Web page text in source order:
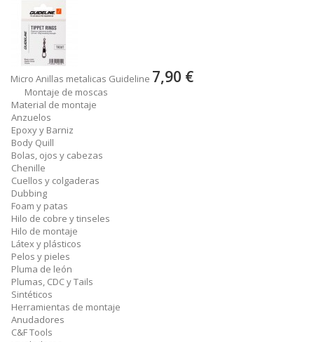
Micro Anillas metalicas Guideline 7,90 €
Montaje de moscas
Material de montaje
Anzuelos
Epoxy y Barniz
Body Quill
Bolas, ojos y cabezas
Chenille
Cuellos y colgaderas
Dubbing
Foam y patas
Hilo de cobre y tinseles
Hilo de montaje
Látex y plásticos
Pelos y pieles
Pluma de león
Plumas, CDC y Tails
Sintéticos
Herramientas de montaje
Anudadores
C&F Tools